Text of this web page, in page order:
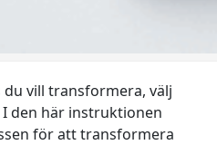
vill transformera, välj
den här instruktionen
för att transformera